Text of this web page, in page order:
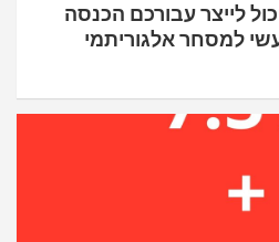
לייצר עבורכם הכנסה
למסחר אלגוריתמי